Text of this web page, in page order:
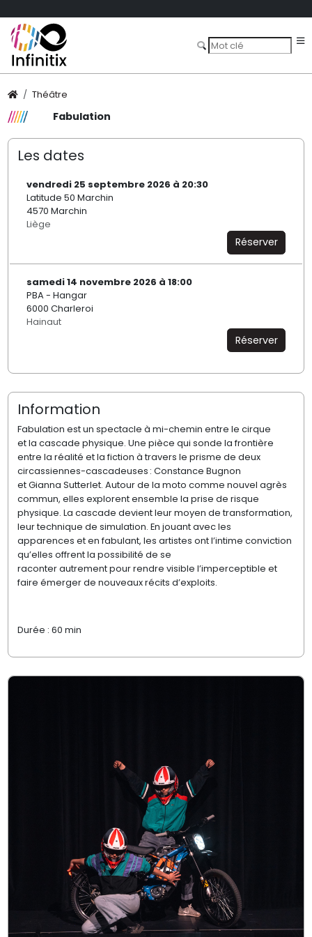
Théâtre
Fabulation
Les dates
vendredi 25 septembre 2026 à 20:30
Latitude 50 Marchin
4570 Marchin
Liège
Réserver
samedi 14 novembre 2026 à 18:00
PBA - Hangar
6000 Charleroi
Hainaut
Réserver
Information
Fabulation estun spectacle à mi-chemin entre le cirque
etla cascade physique. Une pièce qui sonde la frontière
entre la réalité etlafiction à travers le prisme de deux
circassiennes-cascadeuses : Constance Bugnon
etGianna Sutterlet. Autour de la moto comme nouvel agrès
commun, elles explorent ensemble la prise de risque
physique. La cascade devient leur moyen de transformation,
leur technique de simulation. En jouantavec les
apparences et en fabulant, les artistes ont l’intime conviction
qu’elles offrent la possibilité de se
raconterautrementpourrendre visible l’imperceptible et
faire émerger de nouveaux récits d’exploits.
Durée : 60 min